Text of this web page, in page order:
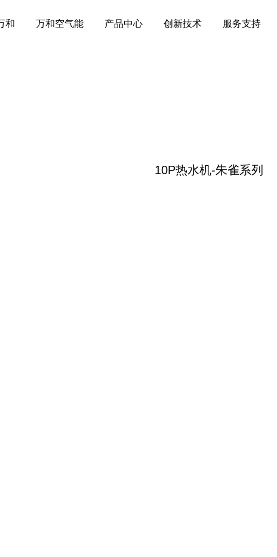
和 万和空气能 产品中心 创新技术 服务支持
10P热水机-朱雀系列